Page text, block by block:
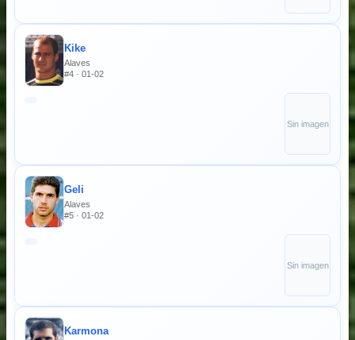
Kike
Alaves
#4 · 01-02
Sin imagen
Geli
Alaves
#5 · 01-02
Sin imagen
Karmona